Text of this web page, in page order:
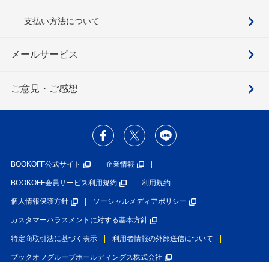
支払い方法について
メールサービス
ご意見・ご感想
BOOKOFF公式サイト 企業情報
BOOKOFF会員サービス利用規約 利用規約
個人情報保護方針 ソーシャルメディアポリシー
カスタマーハラスメントに対する基本方針
特定商取引法に基づく表示 利用者情報の外部送信について
ブックオフグループホールディングス株式会社